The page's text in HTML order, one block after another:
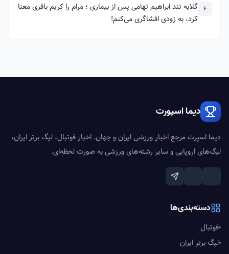
6 گلایه تند ابراهیم تهامی پس از بیماری ؛ مرام را کریم باقری معنا
کرد، به زودی افشاگری می‌کنم!
دیما اسپورت
دیما اسپرت مرجع اخبار ورزشی ایران و جهان. اخبار فوتبال، لیگ برتر ایران،
لیگ‌های اروپایی و سایر رشته‌های ورزشی به صورت لحظه‌ای.
دسته‌بندی‌ها
فوتبال
لیگ برتر ایران